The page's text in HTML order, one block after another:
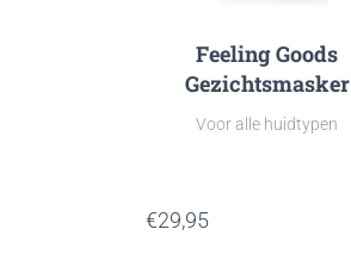
Feeling Goods
Gezichtsmasker
Voor alle huidtypen
€29,95